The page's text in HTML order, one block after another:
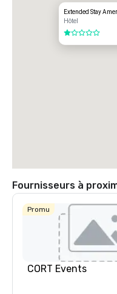
Extended Stay
Hôtel
1 sur 5
Fournisseurs à
Promu
CORT Events